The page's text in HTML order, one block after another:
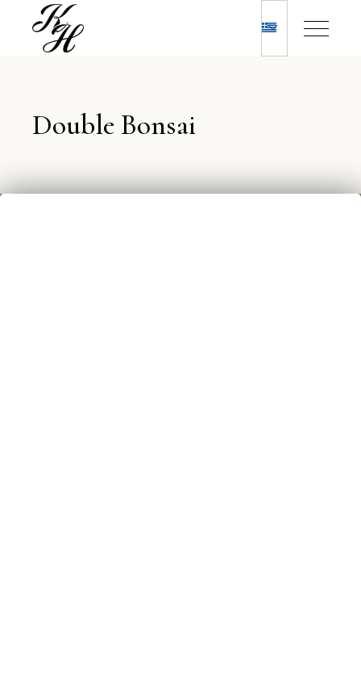
Double Bonsai